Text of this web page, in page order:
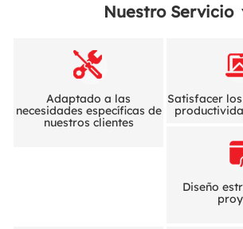
Nuestro Servicio
Adaptado a las
necesidades específicas de
nuestros clientes
Satisfacer
Diseño